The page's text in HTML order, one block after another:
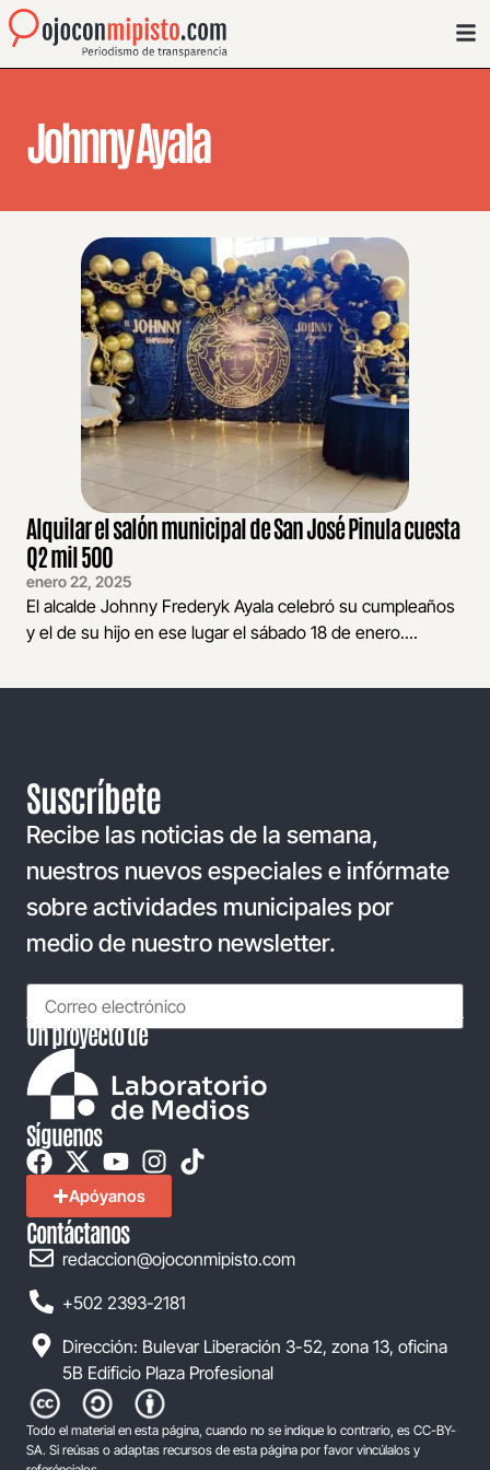
Johnny Ayala
Alquilar el salón municipal de San José Pinula cuesta
Q2 mil 500
enero 22, 2025
El alcalde Johnny Frederyk Ayala celebró su cumpleaños
y el de su hijo en ese lugar el sábado 18 de enero....
Suscríbete
Recibe las noticias de la semana,
nuestros nuevos especiales e infórmate
sobre actividades municipales por
medio de nuestro newsletter.
Un proyecto de
Síguenos
Apóyanos
Contáctanos
redaccion@ojoconmipisto.com
+502 2393-2181
Dirección: Bulevar Liberación 3-52, zona 13, oficina
5B Edificio Plaza Profesional
Todo el material en esta página, cuando no se indique lo contrario, es CC-BY-
SA. Si reúsas o adaptas recursos de esta página por favor vincúlalos y